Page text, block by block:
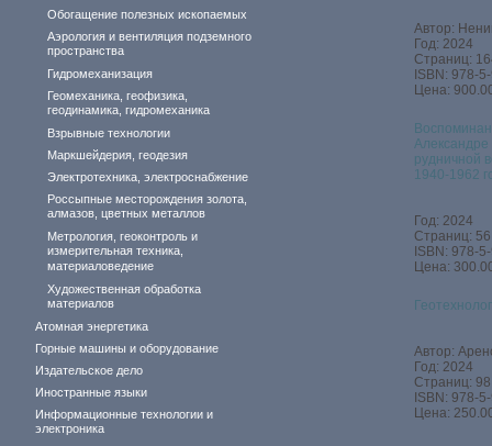
Обогащение полезных ископаемых
Аэрология и вентиляция подземного
пространства
Гидромеханизация
Геомеханика, геофизика,
геодинамика, гидромеханика
Взрывные технологии
Маркшейдерия, геодезия
Электротехника, электроснабжение
Россыпные месторождения золота,
алмазов, цветных металлов
Метрология, геоконтроль и
измерительная техника,
материаловедение
Художественная обработка
материалов
Атомная энергетика
Горные машины и оборудование
Издательское дело
Иностранные языки
Информационные технологии и
электроника
Автор:
Год: 2024
Страниц:
ISBN: 978-
Цена:
рудничной
1940-1962
Год: 2024
Страниц: 56
ISBN: 978-
Цена:
Автор:
Год: 2024
Страниц: 98
ISBN: 978-
Цена: